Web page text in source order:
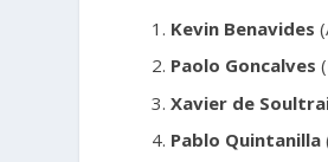
Kevin Benavides
Paolo Goncalves
Xavier de
Pablo Quintanilla